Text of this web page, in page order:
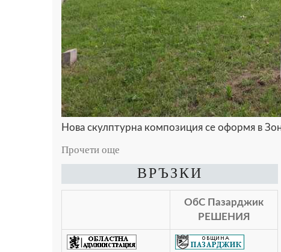
Нова скулптурна композиция се оформя в
Прочети още
ВРЪЗКИ
ОбС Пазарджик
РЕШЕНИЯ